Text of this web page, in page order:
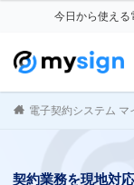
今日から使える
電子契約システム
契約業務を現地対